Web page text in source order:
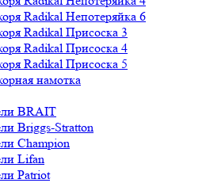
Radikal Непотеряйка 6
Radikal Присоска 3
Radikal Присоска 4
Radikal Присоска 5
намотка
BRAIT
Briggs-Stratton
Champion
Lifan
Patriot